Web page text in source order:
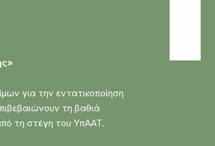
για την εντατικοποίηση
τη βαθιά
τη στέγη του ΥπΑΑΤ.